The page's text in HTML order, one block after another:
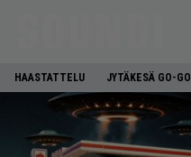
HAASTATTELU JYTÄKESÄ GO-GO